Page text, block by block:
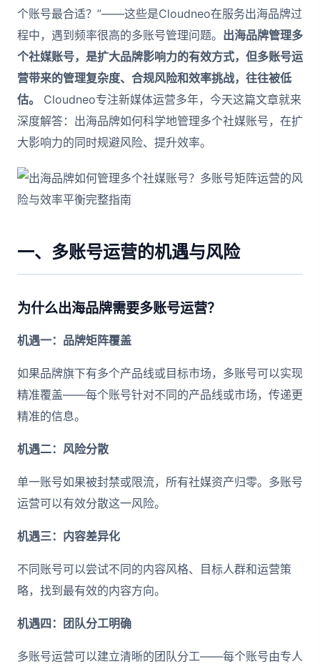
个账号最合适？”——这些是Cloudneo在服务出海品牌过
程中，遇到频率很高的多账号管理问题。 出海品牌管理多
个社媒账号，是扩大品牌影响力的有效方式，但多账号运
营带来的管理复杂度、合规风险和效率挑战，往往被低
估。
Cloudneo专注新媒体运营多年，今天这篇文章就来
深度解答：出海品牌如何科学地管理多个社媒账号，在扩
大影响力的同时规避风险、提升效率。
一、多账号运营的机遇与风险
为什么出海品牌需要多账号运营？
机遇一：品牌矩阵覆盖
如果品牌旗下有多个产品线或目标市场，多账号可以实现
精准覆盖——每个账号针对不同的产品线或市场，传递更
精准的信息。
机遇二：风险分散
单一账号如果被封禁或限流，所有社媒资产归零。多账号
运营可以有效分散这一风险。
机遇三：内容差异化
不同账号可以尝试不同的内容风格、目标人群和运营策
略，找到最有效的内容方向。
机遇四：团队分工明确
多账号运营可以建立清晰的团队分工——每个账号由专人